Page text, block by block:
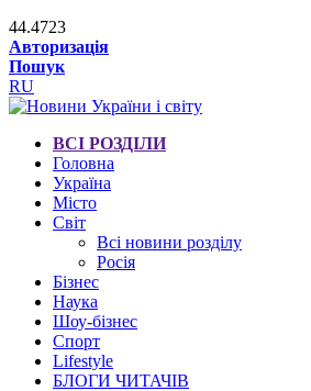
44.4723
Авторизація
Пошук
RU
ВСІ РОЗДІЛИ
Головна
Україна
Місто
Світ
Всі новини розділу
Росія
Бізнес
Наука
Шоу-бізнес
Спорт
Lifestyle
БЛОГИ ЧИТАЧІВ